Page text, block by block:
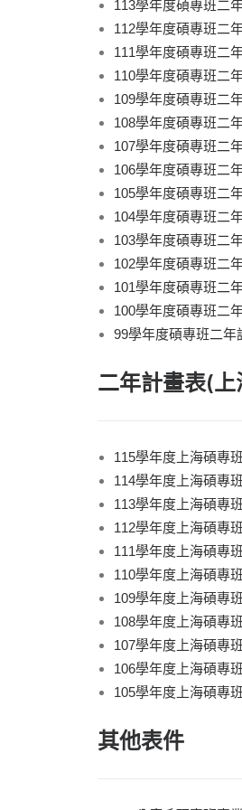
113學年度碩專班二
112學年度碩專班二
111學年度碩專班二
110學年度碩專班二
109學年度碩專班二
108學年度碩專班二
107學年度碩專班二
106學年度碩專班二
105學年度碩專班二
104學年度碩專班二
103學年度碩專班二
102學年度碩專班二
101學年度碩專班二
100學年度碩專班二
99學年度碩專班二年
二年計畫表(上
115學年度上海碩專
114學年度上海碩專
113學年度上海碩專
112學年度上海碩專
111學年度上海碩專
110學年度上海碩專
109學年度上海碩專
108學年度上海碩專
107學年度上海碩專
106學年度上海碩專
105學年度上海碩專
其他表件